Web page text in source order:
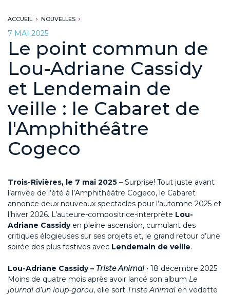
ACCUEIL NOUVELLES
7 MAI 2025
Le point commun de
Lou-Adriane Cassidy
et Lendemain de
veille : le Cabaret de
l'Amphithéâtre
Cogeco
Trois-Rivières, le 7 mai 2025 – Surprise! Tout juste avant
l’arrivée de l’été à l’Amphithéâtre Cogeco, le Cabaret
annonce deux nouveaux spectacles pour l’automne 2025 et
l’hiver 2026. L’auteure-compositrice-interprète Lou-
Adriane Cassidyen pleine ascension, cumulant des
critiques élogieuses sur ses projets et, le grand retour d’une
soirée des plus festives avec Lendemain de veille.
Lou-Adriane Cassidy – Triste Animal• 18 décembre 2025 :
Moins de quatre mois après avoir lancé son album Le
journal d’un loup-garou, elle sort Triste Animal en vedette